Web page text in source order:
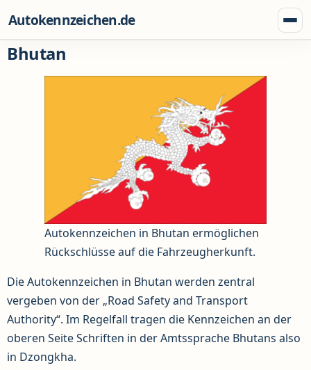
Autokennzeichen.de
Bhutan
Autokennzeichen in Bhutan ermöglichen
Rückschlüsse auf die Fahrzeugherkunft.
Die Autokennzeichen in Bhutan werden zentral
vergeben von der „Road Safety and Transport
Authority“. Im Regelfall tragen die Kennzeichen an der
oberen Seite Schriften in der Amtssprache Bhutans also
in Dzongkha.